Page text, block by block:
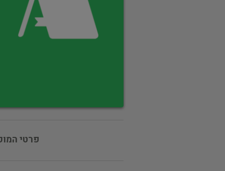
פרטי